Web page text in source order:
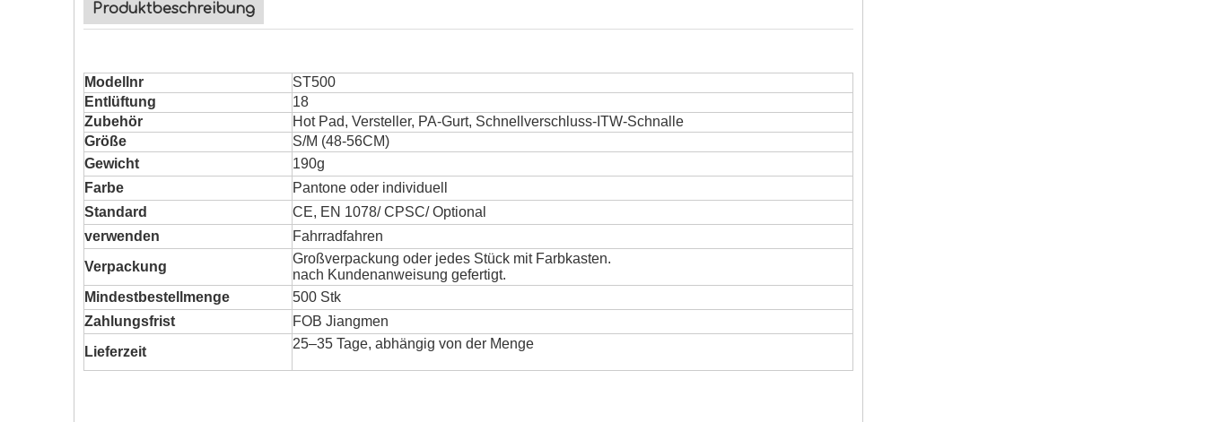
Produktbeschreibung
Modellnr
ST500
Entlüftung
18
Zubehör
Hot Pad, Versteller, PA-Gurt, Schnellverschluss-ITW-Schnalle
Größe
S/M (48-56CM)
Gewicht
190g
Farbe
Pantone oder individuell
Standard
CE, EN 1078/ CPSC/ Optional
verwenden
Fahrradfahren
Verpackung
Großverpackung oder jedes Stück mit Farbkasten.
nach Kundenanweisung gefertigt.
Mindestbestellmenge
500 Stk
Zahlungsfrist
FOB Jiangmen
Lieferzeit
25–35 Tage, abhängig von der Menge